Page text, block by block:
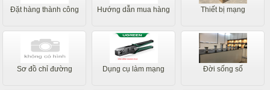
Đặt hàng thành công Hướng dẫn mua hàng Thiết bị mạng
Sơ đồ chỉ đường Dụng cụ làm mạng Đời sống số